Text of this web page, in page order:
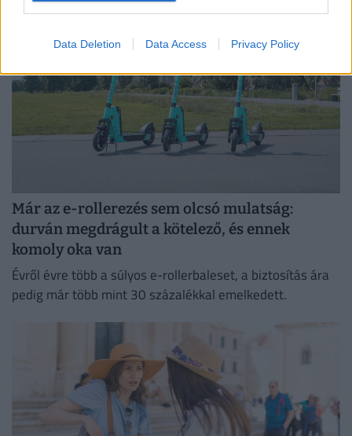
Data Deletion Data Access Privacy Policy
Már az e-rollerezés sem olcsó mulatság:
durván megdrágult a kötelező, és ennek
komoly oka van
Évről évre több a súlyos e-rollerbaleset, a biztosítás ára
pedig már több mint 30 százalékkal emelkedett.